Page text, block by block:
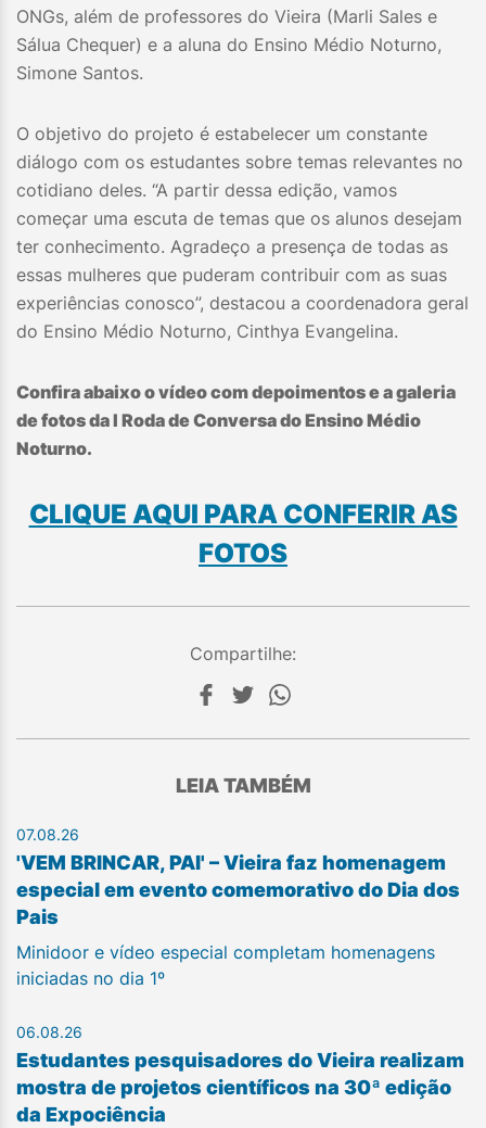
ONGs, além de professores do Vieira (Marli Sales e
Sálua Chequer) e a aluna do Ensino Médio Noturno,
Simone Santos.
O objetivo do projeto é estabelecer um constante
diálogo com os estudantes sobre temas relevantes no
cotidiano deles. “A partir dessa edição, vamos
começar uma escuta de temas que os alunos desejam
ter conhecimento. Agradeço a presença de todas as
essas mulheres que puderam contribuir com as suas
experiências conosco”, destacou a coordenadora geral
do Ensino Médio Noturno, Cinthya Evangelina.
Confira abaixo o vídeo com depoimentos e a galeria
de fotos da I Roda de Conversa do Ensino Médio
Noturno.
CLIQUE AQUI PARA CONFERIR AS
FOTOS
Compartilhe:
LEIA TAMBÉM
07.08.26
'VEM BRINCAR, PAI' – Vieira faz homenagem
especial em evento comemorativo do Dia dos
Pais
Minidoor e vídeo especial completam homenagens
iniciadas no dia 1º
06.08.26
Estudantes pesquisadores do Vieira realizam
mostra de projetos científicos na 30ª edição
da Expociência